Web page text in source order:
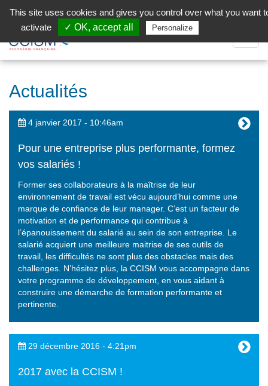
Facebook (Customer Chat) is disabled.
la
Actualités
4 janvier 2017 - 10:46am
Pour une entreprise plus performante, formez
vos salariés !
Former ses collaborateurs à la maîtrise de leur
environnement de travail est vécu aujourd’hui comme une
marque de confiance de leur manager. C’est un facteur de
motivation et de performance qui contribue à
l’épanouissement du salarié au sein de son entreprise. Le
salarié acquiert une meilleure maitrise de ses outils de
travail, les difficultés ne sont plus des obstacles mais des
challenges. N’hésitez plus, la CCISM vous accompagne dans
votre programme de développement, en vous aidant à
construire une démarche de formation performante et
pertinente.
29 décembre 2016 - 4:21pm
2017 avec la CCISM !
This site uses cookies and gives you control over what you want
activate
✓ OK, accept all Personalize